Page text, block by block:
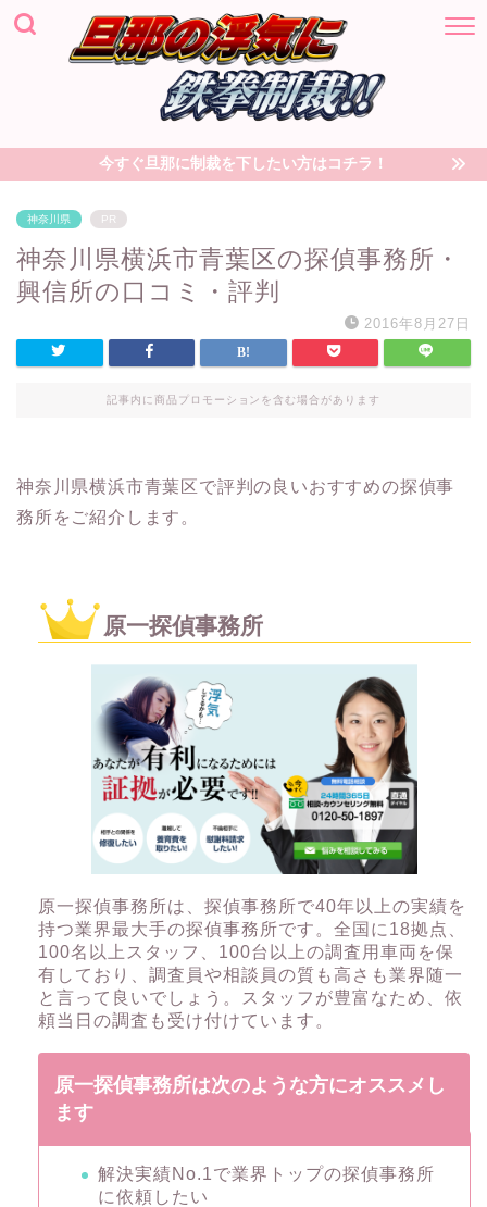
今すぐ旦那に制裁を下したい方はコチラ！
神奈川県 PR
神奈川県横浜市青葉区の探偵事務所・
興信所の口コミ・評判
2016年8月27日
記事内に商品プロモーションを含む場合があります
神奈川県横浜市青葉区で評判の良いおすすめの探偵事
務所をご紹介します。
原一探偵事務所
原一探偵事務所は、探偵事務所で40年以上の実績を
持つ業界最大手の探偵事務所です。全国に18拠点、
100名以上スタッフ、100台以上の調査用車両を保
有しており、調査員や相談員の質も高さも業界随一
と言って良いでしょう。スタッフが豊富なため、依
頼当日の調査も受け付けています。
原一探偵事務所は次のような方にオススメし
ます
解決実績No.1で業界トップの探偵事務所
に依頼したい